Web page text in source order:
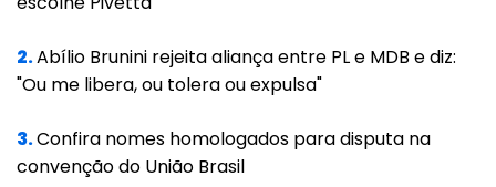
por esta campanha, com o apoio da classe
salvar vidas. Vamos continuar trabalhando
para esta causa”, disse.
2.Abílio Brunini rejeita aliança entre PL e MDB e diz:
"Ou me libera, ou tolera ou expulsa"
3.Confira nomes homologados para disputa na
convenção do União Brasil